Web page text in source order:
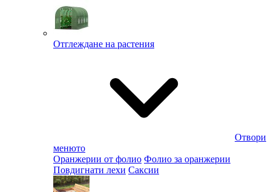
Отглеждане на растения
Отвори
менюто
Оранжерии от фолио Фолио за оранжерии
Повдигнати лехи Саксии